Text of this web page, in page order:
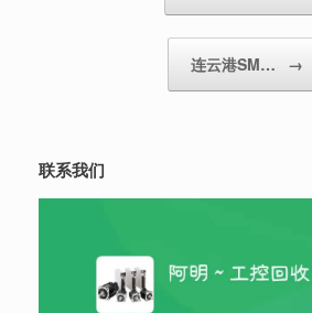
连云港SM… →
联系我们